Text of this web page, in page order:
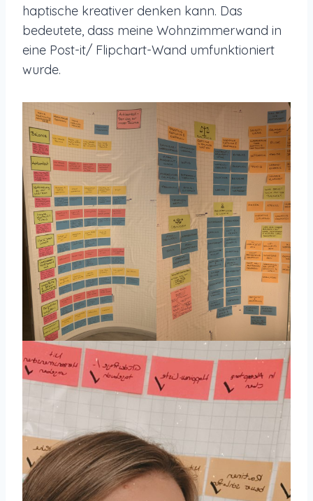
haptische kreativer denken kann. Das
bedeutete, dass meine Wohnzimmerwand in
eine Post-it/ Flipchart-Wand umfunktioniert
wurde.